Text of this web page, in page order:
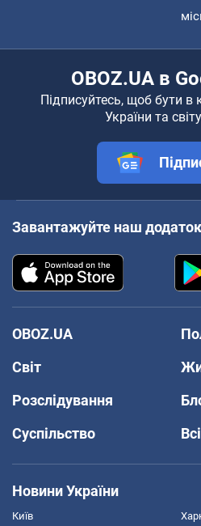
OBOZ.UA в
Підписуйтесь, щоб бути в
України та
Завантажуйте наш додаток
OBOZ.UA
Світ
Розслідування
Суспільство
Новини України
Київ